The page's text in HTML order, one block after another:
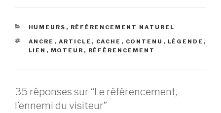
CATÉGORIES
HUMEURS , RÉFÉRENCEMENT NATUREL
ÉTIQUETTES
ANCRE , ARTICLE , CACHE , CONTENU , LÉGENDE ,
LIEN , MOTEUR , RÉFÉRENCEMENT
35 réponses sur “Le référencement,
l’ennemi du visiteur”